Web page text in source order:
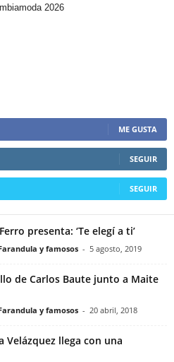
2026
ME GUSTA
SEGUIR
SEGUIR
presenta: ‘Te elegí a ti’
y famosos - 5 agosto, 2019
de Carlos Baute junto a Maite
y famosos - 20 abril, 2018
Velázquez llega con una